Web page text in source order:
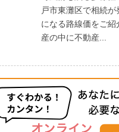
戸市東灘区で相続
になる路線価をご
産の中に不動産...